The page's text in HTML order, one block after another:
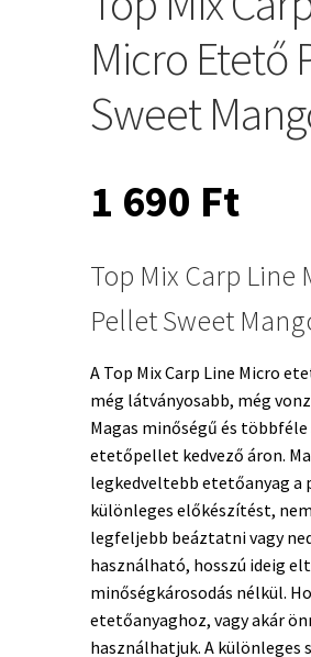
Micro Etető
Sweet
1 690 Ft
Top Mix Carp Line
Pellet Sweet
A Top Mix Carp Line Micro
még látványosabb, még
Magas minőségű és többféle
etetőpellet kedvező áron.
legkedveltebb etetőanyag a
különleges előkészítést,
legfeljebb beáztatni vagy
használható, hosszú ideig
minőségkárosodás nélkül.
etetőanyaghoz, vagy akár
használhatjuk. A különleges